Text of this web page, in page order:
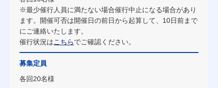
※最少催行人員に満たない場合催行中止になる場合があり
ます。開催可否は開催日の前日から起算して、10日前まで
にご連絡いたします。
催行状況はこちらでご確認ください。
募集定員
各回20名様